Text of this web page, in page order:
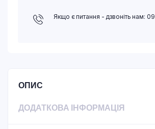
Якщо є питання - дзвоніть нам:
ОПИС
ДОДАТКОВА ІНФОРМАЦІЯ